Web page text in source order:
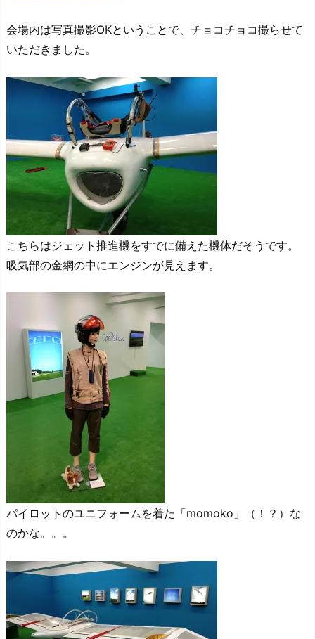
会場内は写真撮影OKということで、チョコチョコ撮らせて
いただきました。
こちらはジェット推進機をすでに備えた機体だそうです。
吸気部の金網の中にエンジンが見えます。
パイロットのユニフォームを着た「momoko」（！？）な
のかな。。。